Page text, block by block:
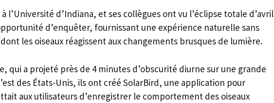
l’Université d’Indiana, et ses collègues ont vu l’éclipse totale d’avril
d’enquêter, fournissant une expérience naturelle sans
les oiseaux réagissent aux changements brusques de lumière.
qui a projeté près de 4 minutes d’obscurité diurne sur une grande
des États-Unis, ils ont créé SolarBird, une application pour
aux utilisateurs d’enregistrer le comportement des oiseaux